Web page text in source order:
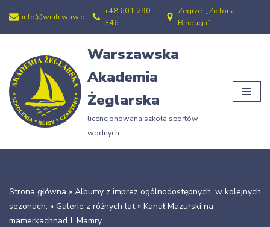
Przejdź
treści
info@wiatr.waw.pl
+48 601 290
346
Zegrze, „Zielona
Binduga”
Warszawska
Akademia
Żeglarska
licencjonowana szkoła sportów
wodnych
Strona główna » Albumy z imprez ogólnodostępnych, w kolejnych
sezonach. » Galerie z różnych lat» Kanał Mazurski na
mamerkachnad J. Mamry